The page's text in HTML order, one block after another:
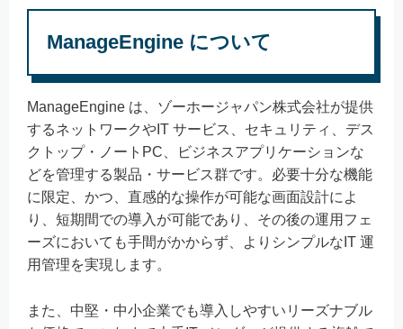
ManageEngine について
ManageEngine は、ゾーホージャパン株式会社が提供
するネットワークやIT サービス、セキュリティ、デス
クトップ・ノートPC、ビジネスアプリケーションな
どを管理する製品・サービス群です。必要十分な機能
に限定、かつ、直感的な操作が可能な画面設計によ
り、短期間での導入が可能であり、その後の運用フェ
ーズにおいても手間がかからず、よりシンプルなIT 運
用管理を実現します。
また、中堅・中小企業でも導入しやすいリーズナブル